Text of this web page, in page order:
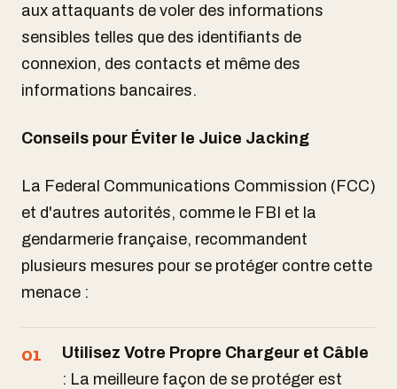
aux attaquants de voler des informations
sensibles telles que des identifiants de
connexion, des contacts et même des
informations bancaires.
Conseils pour Éviter le Juice Jacking
La Federal Communications Commission (FCC)
et d'autres autorités, comme le FBI et la
gendarmerie française, recommandent
plusieurs mesures pour se protéger contre cette
menace :
Utilisez Votre Propre Chargeur et Câble
: La meilleure façon de se protéger est